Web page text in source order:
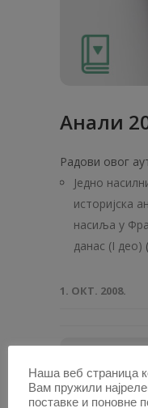
Анали
Радови овог
Једно
историјска
насиља у
данас (I део)
1. ОКТ. 2008.
Унесите
Наша веб страница
Вам пружили
поставке и поновне